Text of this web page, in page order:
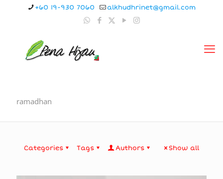
+60 19-930 7060 alkhudhrinet@gmail.com
ramadhan
Categories Tags Authors Show all